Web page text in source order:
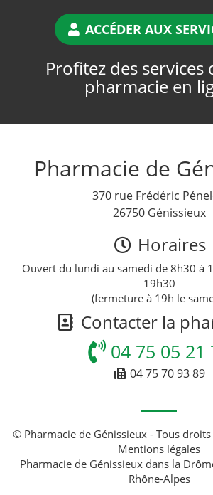
ACCÉDER AUX
Profitez des services
pharmacie en
Pharmacie de
370 rue Frédéric
26750 Génissieux
Horaires
Ouvert du lundi au samedi de 8h30 à
19h30
(fermeture à 19h le
Contacter la
04 75 05 21
04 75 70 93 89
© Pharmacie de Génissieux - Tous
Mentions légales
Pharmacie de Génissieux dans la
Rhône-Alpes